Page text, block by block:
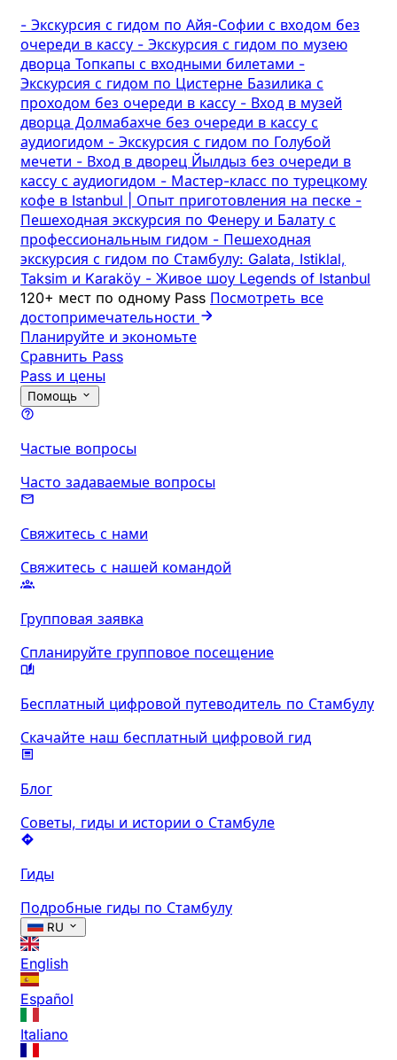
- Экскурсия с гидом по Айя-Софии с входом без
очереди в кассу - Экскурсия с гидом по музею
дворца Топкапы с входными билетами -
Экскурсия с гидом по Цистерне Базилика с
проходом без очереди в кассу - Вход в музей
дворца Долмабахче без очереди в кассу с
аудиогидом - Экскурсия с гидом по Голубой
мечети - Вход в дворец Йылдыз без очереди в
кассу с аудиогидом - Мастер-класс по турецкому
кофе в Istanbul | Опыт приготовления на песке -
Пешеходная экскурсия по Фенеру и Балату с
профессиональным гидом - Пешеходная
экскурсия с гидом по Стамбулу: Galata, Istiklal,
Taksim и Karaköy - Живое шоу Legends of Istanbul
120+ мест по одному Pass Посмотреть все
достопримечательности
Планируйте и экономьте
Сравнить Pass
Pass и цены
Помощь
Частые вопросы
Часто задаваемые вопросы
Свяжитесь с нами
Свяжитесь с нашей командой
Групповая заявка
Спланируйте групповое посещение
Бесплатный цифровой путеводитель по Стамбулу
Скачайте наш бесплатный цифровой гид
Блог
Советы, гиды и истории о Стамбуле
Гиды
Подробные гиды по Стамбулу
RU
English
Español
Italiano